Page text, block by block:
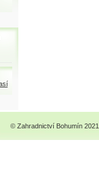
© Zahradnictví Bohumín